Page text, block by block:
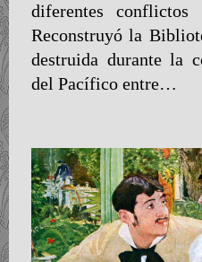
diferentes
Reconstruyó la
destruida durante la
del Pacífico entre…